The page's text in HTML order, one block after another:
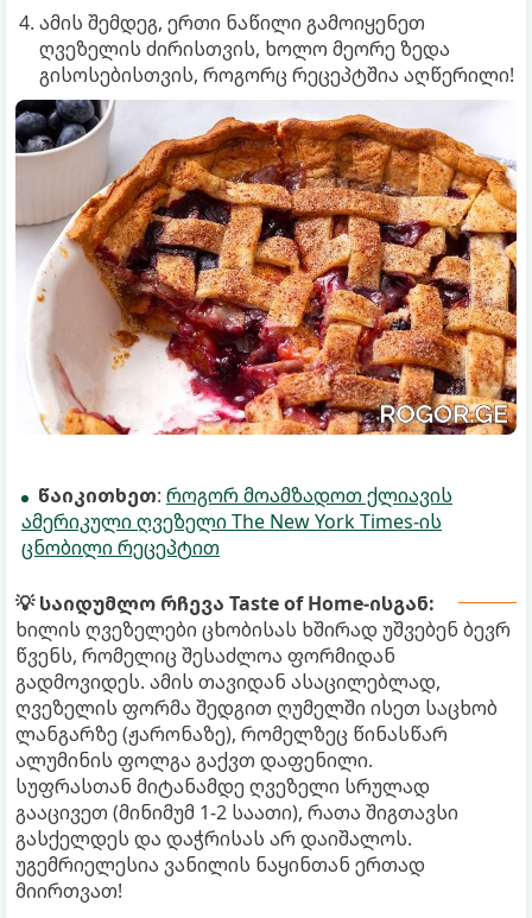
ამის შემდეგ, ერთი ნაწილი გამოიყენეთ
ღვეზელის ძირისთვის, ხოლო მეორე ზედა
გისოსებისთვის, როგორც რეცეპტშია აღწერილი!
წაიკითხეთ: როგორ მოამზადოთ ქლიავის
ამერიკული ღვეზელი The New York Times-ის
ცნობილი რეცეპტით
💡 საიდუმლო რჩევა Taste of Home-ისგან:
ხილის ღვეზელები ცხობისას ხშირად უშვებენ ბევრ
წვენს, რომელიც შესაძლოა ფორმიდან
გადმოვიდეს. ამის თავიდან ასაცილებლად,
ღვეზელის ფორმა შედგით ღუმელში ისეთ საცხობ
ლანგარზე (ჟარონაზე), რომელზეც წინასწარ
ალუმინის ფოლგა გაქვთ დაფენილი.
სუფრასთან მიტანამდე ღვეზელი სრულად
გააცივეთ (მინიმუმ 1-2 საათი), რათა შიგთავსი
გასქელდეს და დაჭრისას არ დაიშალოს.
უგემრიელესია ვანილის ნაყინთან ერთად
მიირთვათ!